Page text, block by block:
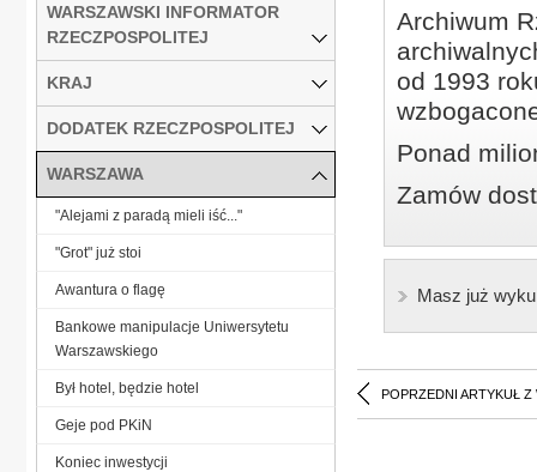
Archiwum
od 1993
Ponad
Zamów
Masz już
POPRZEDNI ARTYKUŁ Z
WARSZAWSKI INFORMATOR
RZECZPOSPOLITEJ
KRAJ
DODATEK RZECZPOSPOLITEJ
WARSZAWA
"Alejami z paradą mieli iść..."
"Grot" już stoi
Awantura o flagę
Bankowe manipulacje Uniwersytetu
Warszawskiego
Był hotel, będzie hotel
Geje pod PKiN
Koniec inwestycji